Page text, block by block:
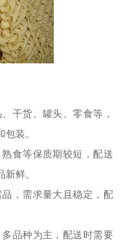
干货、罐头、零食等，
装。
食等保质期较短，配送
鲜。
，需求量大且稳定，配
品种为主，配送时需要